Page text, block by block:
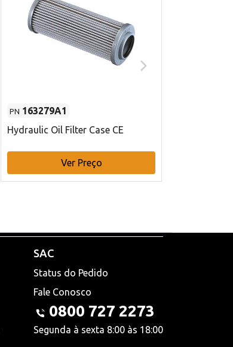
PN 163279A1
Hydraulic Oil Filter Case CE
Ver Preço
SAC
Status do Pedido
Fale Conosco
0800 727 2273
Segunda à sexta 8:00 às 18:00